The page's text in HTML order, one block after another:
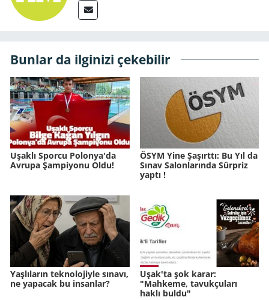
Bunlar da ilginizi çekebilir
Uşaklı Sporcu Polonya'da
Avrupa Şampiyonu Oldu!
ÖSYM Yine Şaşırttı: Bu Yıl da
Sınav Salonlarında Sürpriz
yaptı !
Yaşlıların teknolojiyle sınavı,
ne yapacak bu insanlar?
Uşak'ta şok karar:
"Mahkeme, tavukçuları
haklı buldu"